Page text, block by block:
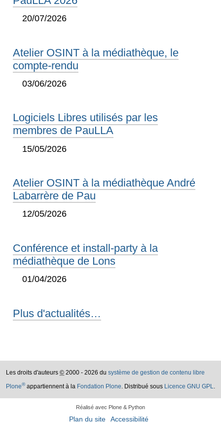
20/07/2026
Atelier OSINT à la médiathèque, le
compte-rendu
03/06/2026
Logiciels Libres utilisés par les
membres de PauLLA
15/05/2026
Atelier OSINT à la médiathèque André
Labarrère de Pau
12/05/2026
Conférence et install-party à la
médiathèque de Lons
01/04/2026
Plus d'actualités…
Les droits d'auteurs © 2000 - 2026 du système de gestion de contenu libre
Plone®appartiennent à la Fondation Plone. Distribué sous Licence GNU GPL.
Réalisé avec Plone & Python
Plan du site Accessibilité